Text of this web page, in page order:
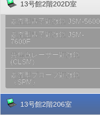
13号館2階202D室
走査型電子顕微鏡 JSM-5600
走査型電子顕微鏡 JSM-
7600F
共焦点レーザー顕微鏡
(CLSM)
走査型プローブ顕微鏡
（SPM）
13号館2階206室